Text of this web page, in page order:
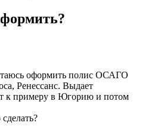
оформить полис ОСАГО
Ренессанс. Выдает
к примеру в Югорию и потом